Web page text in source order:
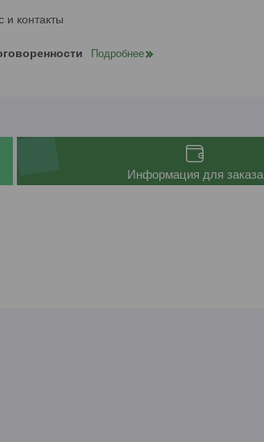
и контакты
Подробнее
Информация для заказа